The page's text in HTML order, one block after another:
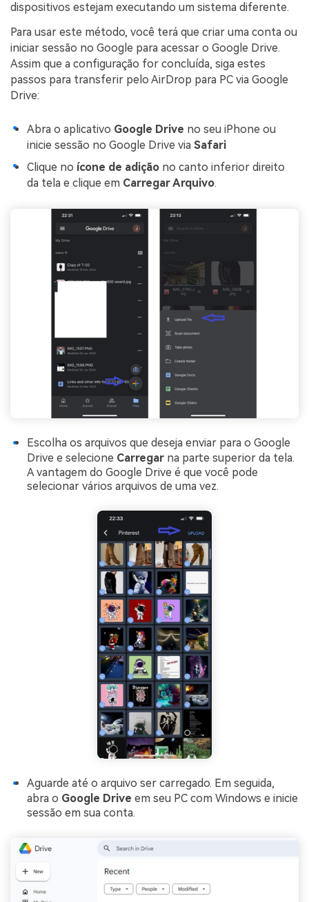
dispositivos estejam executando um sistema diferente.
Para usar este método, você terá que criar uma conta ou
iniciar sessão no Google para acessar o Google Drive.
Assim que a configuração for concluída, siga estes
passos para transferir pelo AirDrop para PC via Google
Drive:
Abra o aplicativo Google Drive no seu iPhone ou
inicie sessão no Google Drive via Safari
Clique no ícone de adição no canto inferior direito
da tela e clique em Carregar Arquivo.
Escolha os arquivos que deseja enviar para o Google
Drive e selecione Carregar na parte superior da tela.
A vantagem do Google Drive é que você pode
selecionar vários arquivos de uma vez.
Aguarde até o arquivo ser carregado. Em seguida,
abra o Google Drive em seu PC com Windows e inicie
sessão em sua conta.